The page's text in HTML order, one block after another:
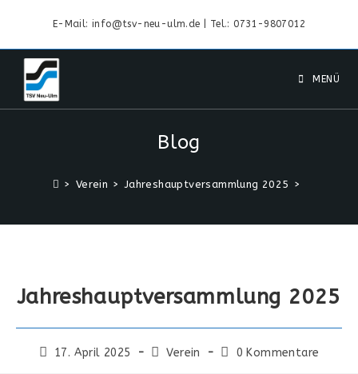
E-Mail: info@tsv-neu-ulm.de | Tel.: 0731-9807012
MENÜ
Blog
> Verein > Jahreshauptversammlung 2025 >
Jahreshauptversammlung 2025
17. April 2025 Verein 0 Kommentare